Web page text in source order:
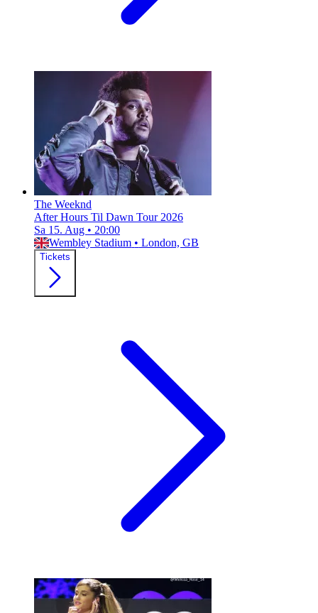
The Weeknd
After Hours Til Dawn Tour 2026
Sa 15. Aug • 20:00
Wembley Stadium • London, GB
Tickets